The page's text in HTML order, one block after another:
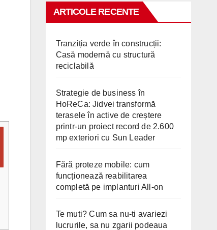
ARTICOLE RECENTE
Tranziția verde în construcții:
Casă modernă cu structură
reciclabilă
Strategie de business în
HoReCa: Jidvei transformă
terasele în active de creștere
printr-un proiect record de 2.600
mp exteriori cu Sun Leader
Fără proteze mobile: cum
funcționează reabilitarea
completă pe implanturi All-on
Te muti? Cum sa nu-ti avariezi
lucrurile, sa nu zgarii podeaua